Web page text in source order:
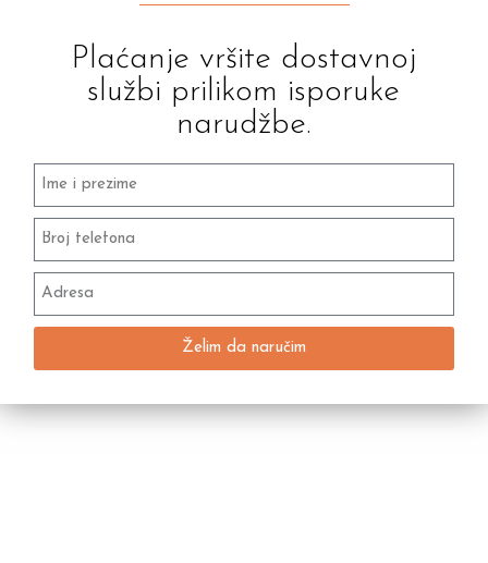
Plaćanje vršite dostavnoj
službi prilikom isporuke
narudžbe.
Želim da naručim